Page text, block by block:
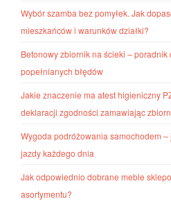
Wybór szamba bez pomyłek. Jak
mieszkańców i warunków działki?
Betonowy zbiornik na ścieki –
popełnianych błędów
Jakie znaczenie ma atest higieniczny
deklaracji zgodności zamawiając
Wygoda podróżowania samochodem
jazdy każdego dnia
Jak odpowiednio dobrane meble
asortymentu?